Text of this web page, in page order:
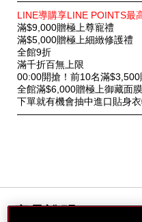
別
優
惠
LINE導購享LINE POINTS最
滿$9,000贈極上尊寵禮
滿$5,000贈極上細緻修護禮
全館9折
滿千折百無上限
00:00開搶！前10名滿
全館滿$6,000贈極上御藏面膜
下單就有機會抽中進口貼身
產品說明